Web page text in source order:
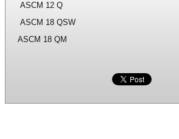
ASCM 12 Q
ASCM 18 QSW
ASCM 18 QM